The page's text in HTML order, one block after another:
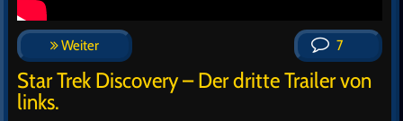
Weiter 7
Star Trek Discovery – Der dritte Trailer von
links.